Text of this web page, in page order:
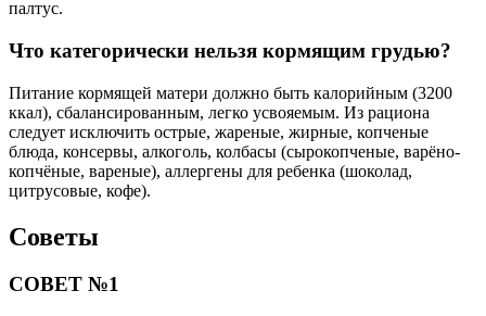
палтус.
Что категорически нельзя кормящим грудью?
Питание кормящей матери должно быть калорийным (3200
ккал), сбалансированным, легко усвояемым. Из рациона
следует исключить острые, жареные, жирные, копченые
блюда, консервы, алкоголь, колбасы (сырокопченые, варёно-
копчёные, вареные), аллергены для ребенка (шоколад,
цитрусовые, кофе).
Советы
СОВЕТ №1